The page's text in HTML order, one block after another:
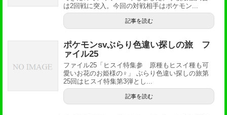
は2回戦に突入。今回の対戦相手はポケモン...
記事を読む
ポケモンsvぶらり色違い探しの旅 フ
ァイル25
ファイル25「ヒスイ特集参 原種もヒスイ種も可
愛いお花のお姫様の♀」 ぶらり色違い探しの旅第
25回はヒスイ特集第3弾とし...
記事を読む